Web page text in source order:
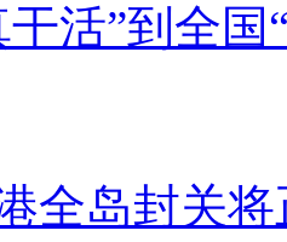
干活”到全国
全岛封关